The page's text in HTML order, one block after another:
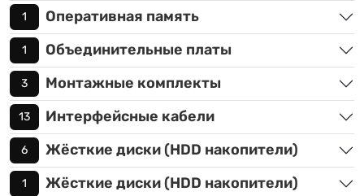
1 Оперативная память
1 Объединительные платы
3 Монтажные комплекты
13 Интерфейсные кабели
6 Жёсткие диски (HDD накопители)
1 Жёсткие диски (HDD накопители)